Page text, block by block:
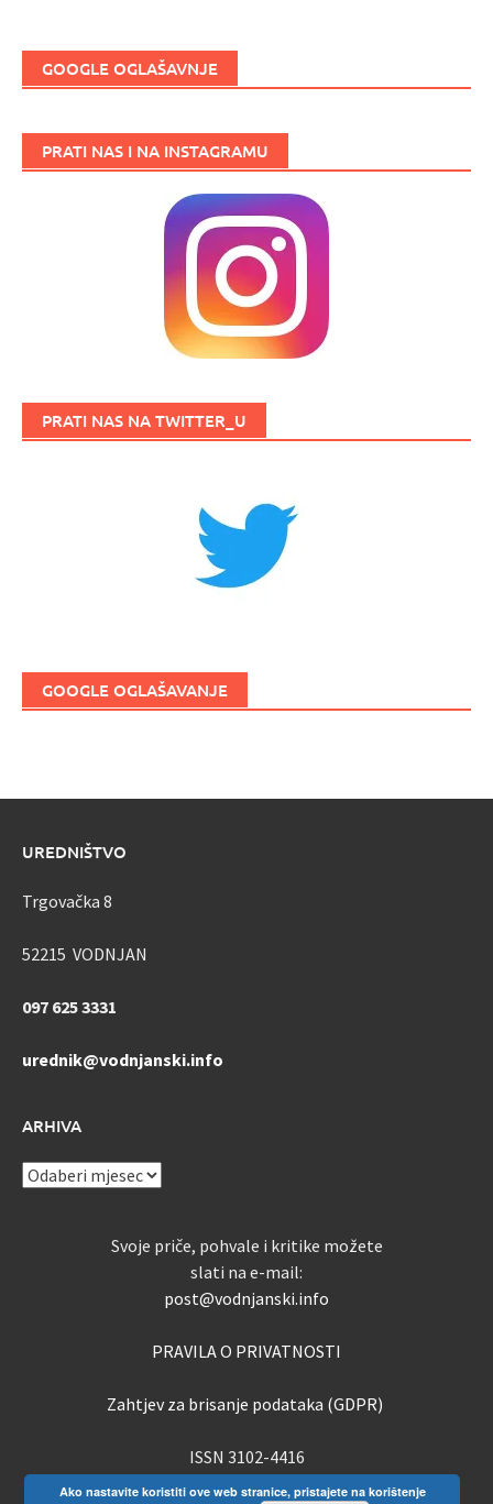
GOOGLE OGLAŠAVNJE
PRATI NAS I NA INSTAGRAMU
PRATI NAS NA TWITTER_U
GOOGLE OGLAŠAVANJE
UREDNIŠTVO
Trgovačka 8
52215 VODNJAN
097 625 3331
urednik@vodnjanski.info
ARHIVA
ARHIVA
Svoje priče, pohvale i kritike možete
slati na e-mail:
post@vodnjanski.info
PRAVILA O PRIVATNOSTI
Zahtjev za brisanje podataka (GDPR)
ISSN 3102-4416
Ako nastavite koristiti ove web stranice, pristajete na korištenje